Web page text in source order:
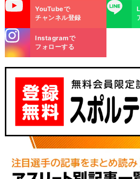
YouTubeで
チャンネル登録
LINE
m
Instagramで
フォローする